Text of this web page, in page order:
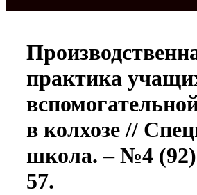
практика
в колхозе //
школа. – №4
57.